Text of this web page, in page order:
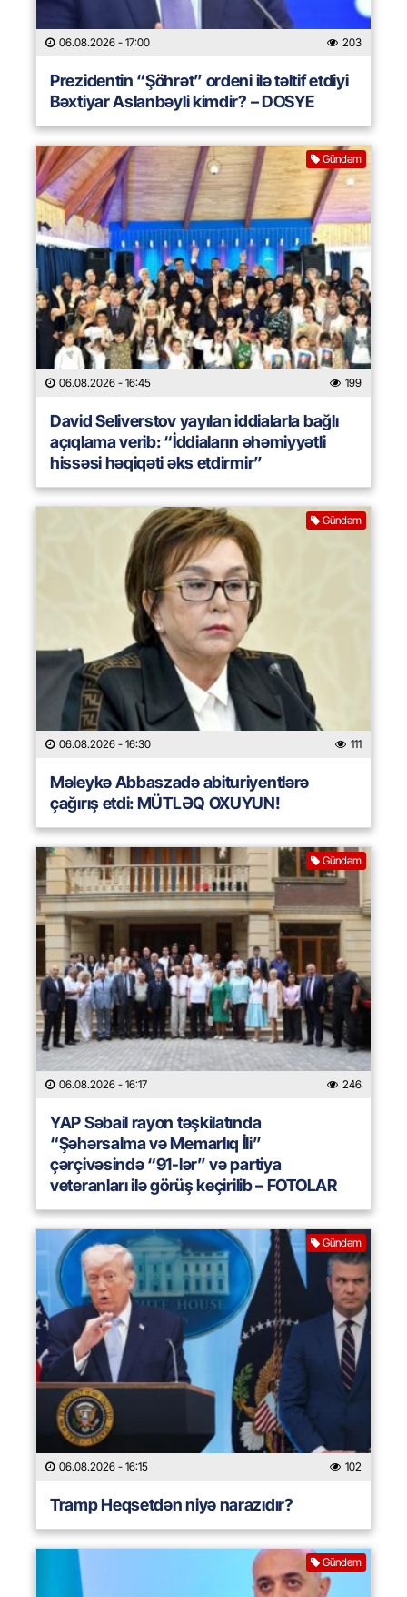
06.08.2026 - 17:00 203
Prezidentin “Şöhrət” ordeni ilə təltif etdiyi
Bəxtiyar Aslanbəyli kimdir? – DOSYE
Gündəm
06.08.2026 - 16:45 199
David Seliverstov yayılan iddialarla bağlı
açıqlama verib: “İddiaların əhəmiyyətli
hissəsi həqiqəti əks etdirmir”
Gündəm
06.08.2026 - 16:30 111
Məleykə Abbaszadə abituriyentlərə
çağırış etdi: MÜTLƏQ OXUYUN!
Gündəm
06.08.2026 - 16:17 246
YAP Səbail rayon təşkilatında
“Şəhərsalma və Memarlıq İli”
çərçivəsində “91-lər” və partiya
veteranları ilə görüş keçirilib – FOTOLAR
Gündəm
06.08.2026 - 16:15 102
Tramp Heqsetdən niyə narazıdır?
Gündəm